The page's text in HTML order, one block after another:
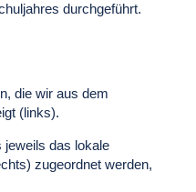
durchgeführt.
die wir aus dem
(links).
das lokale
zugeordnet werden,